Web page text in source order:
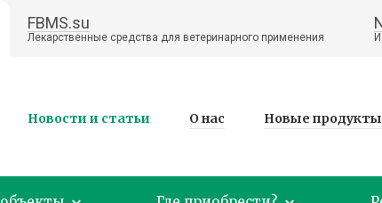
FBMS.su
Лекарственные средства для ветеринарного применения
Новости и статьи О нас Новые продукты